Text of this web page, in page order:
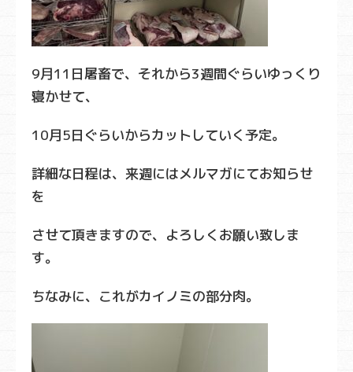
9月11日屠畜で、それから3週間ぐらいゆっくり
寝かせて、
10月5日ぐらいからカットしていく予定。
詳細な日程は、来週にはメルマガにてお知らせ
を
させて頂きますので、よろしくお願い致しま
す。
ちなみに、これがカイノミの部分肉。